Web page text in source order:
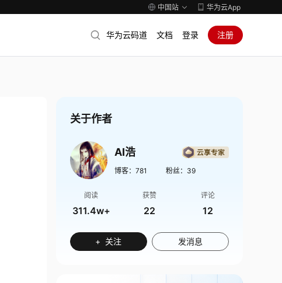
中国站 华为云App
华为云码道 文档 登录 注册
关于作者
AI浩
博客： 781 粉丝： 39
阅读
311.4w+
获赞
22
评论
12
+ 关注 发消息